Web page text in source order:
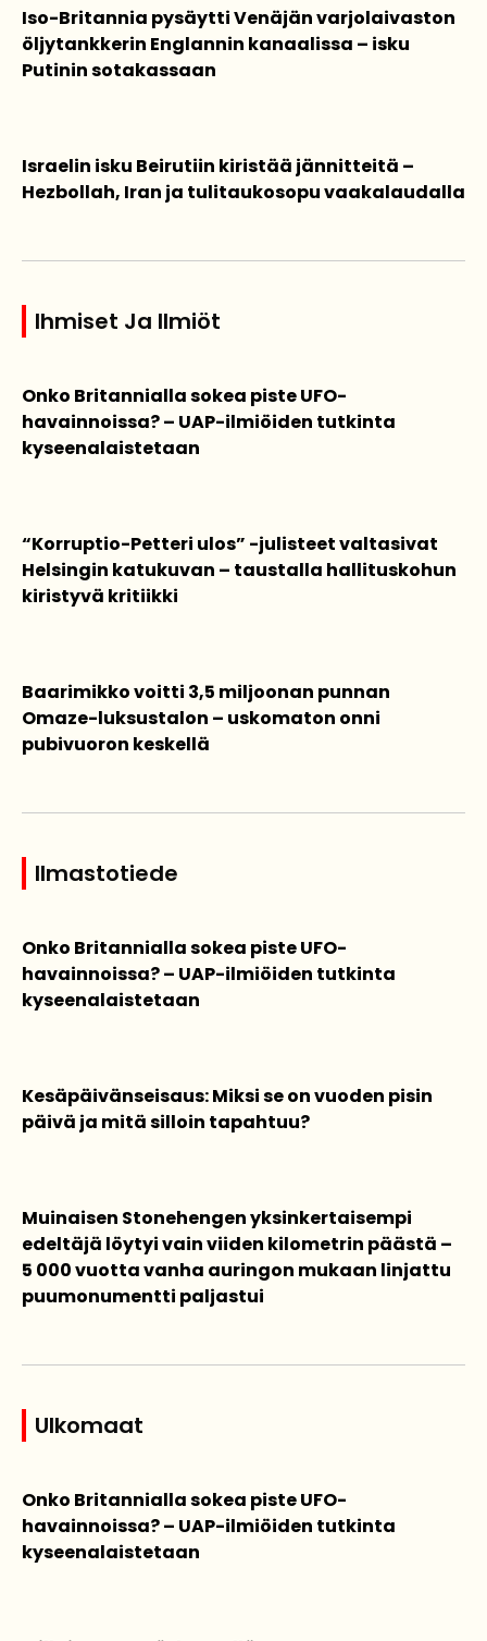
Iso-Britannia pysäytti Venäjän varjolaivaston
öljytankkerin Englannin kanaalissa – isku
Putinin sotakassaan
Israelin isku Beirutiin kiristää jännitteitä –
Hezbollah, Iran ja tulitaukosopu vaakalaudalla
Ihmiset Ja Ilmiöt
Onko Britannialla sokea piste UFO-
havainnoissa? – UAP-ilmiöiden tutkinta
kyseenalaistetaan
“Korruptio-Petteri ulos” -julisteet valtasivat
Helsingin katukuvan – taustalla hallituskohun
kiristyvä kritiikki
Baarimikko voitti 3,5 miljoonan punnan
Omaze-luksustalon – uskomaton onni
pubivuoron keskellä
Ilmastotiede
Onko Britannialla sokea piste UFO-
havainnoissa? – UAP-ilmiöiden tutkinta
kyseenalaistetaan
Kesäpäivänseisaus: Miksi se on vuoden pisin
päivä ja mitä silloin tapahtuu?
Muinaisen Stonehengen yksinkertaisempi
edeltäjä löytyi vain viiden kilometrin päästä –
5 000 vuotta vanha auringon mukaan linjattu
puumonumentti paljastui
Ulkomaat
Onko Britannialla sokea piste UFO-
havainnoissa? – UAP-ilmiöiden tutkinta
kyseenalaistetaan